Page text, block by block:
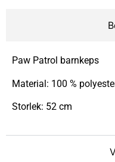
Paw Patrol barnkeps
Material: 100 %
Storlek: 52 cm